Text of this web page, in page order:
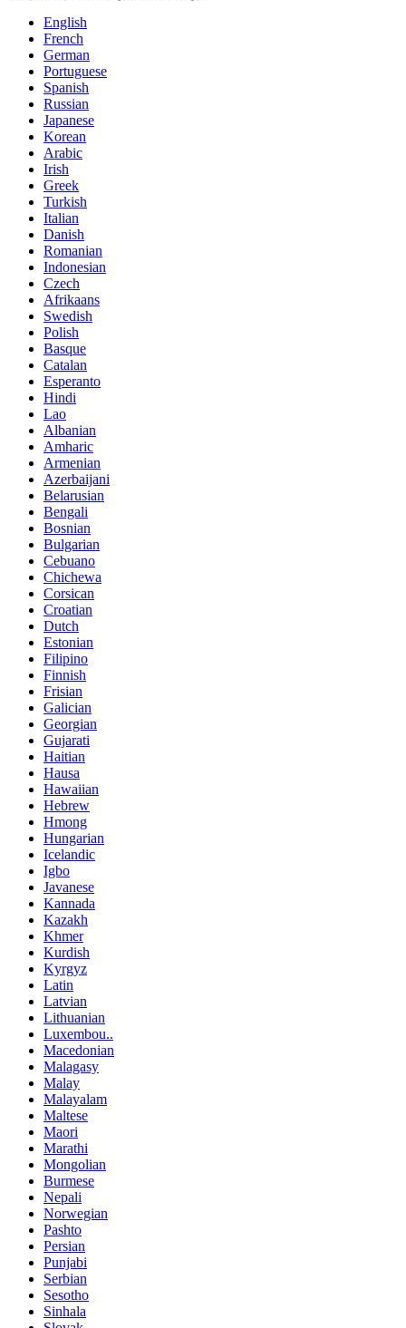
English
French
German
Portuguese
Spanish
Russian
Japanese
Korean
Arabic
Irish
Greek
Turkish
Italian
Danish
Romanian
Indonesian
Czech
Afrikaans
Swedish
Polish
Basque
Catalan
Esperanto
Hindi
Lao
Albanian
Amharic
Armenian
Azerbaijani
Belarusian
Bengali
Bosnian
Bulgarian
Cebuano
Chichewa
Corsican
Croatian
Dutch
Estonian
Filipino
Finnish
Frisian
Galician
Georgian
Gujarati
Haitian
Hausa
Hawaiian
Hebrew
Hmong
Hungarian
Icelandic
Igbo
Javanese
Kannada
Kazakh
Khmer
Kurdish
Kyrgyz
Latin
Latvian
Lithuanian
Luxembou..
Macedonian
Malagasy
Malay
Malayalam
Maltese
Maori
Marathi
Mongolian
Burmese
Nepali
Norwegian
Pashto
Persian
Punjabi
Serbian
Sesotho
Sinhala